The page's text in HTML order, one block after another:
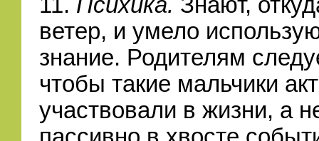
ветер, и умело
знание. Родителям
чтобы такие мальчики
участвовали в жизни, а